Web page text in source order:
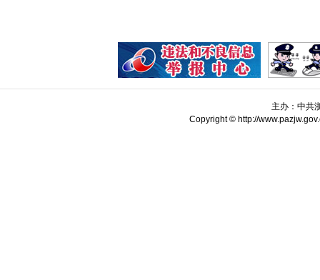
主办：中共
Copyright © http://